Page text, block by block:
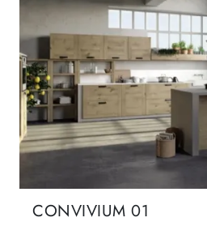
CONVIVIUM 01